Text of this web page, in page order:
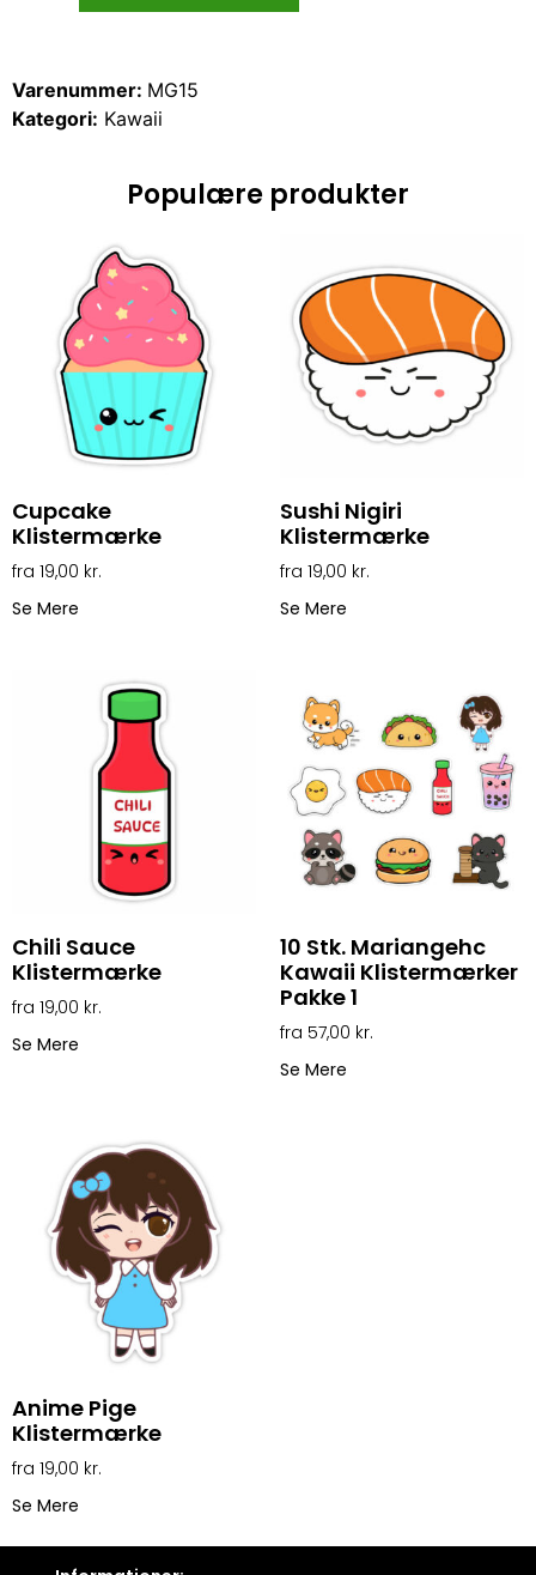
Varenummer: MG15
Kategori: Kawaii
Populære produkter
Cupcake
Klistermærke
19,00 kr.
Se Mere
Sushi Nigiri
Klistermærke
19,00 kr.
Se Mere
Chili Sauce
Klistermærke
19,00 kr.
Se Mere
10 Stk. Mariangehc
Kawaii Klistermærker
Pakke 1
57,00 kr.
Se Mere
Anime Pige
Klistermærke
19,00 kr.
Se Mere